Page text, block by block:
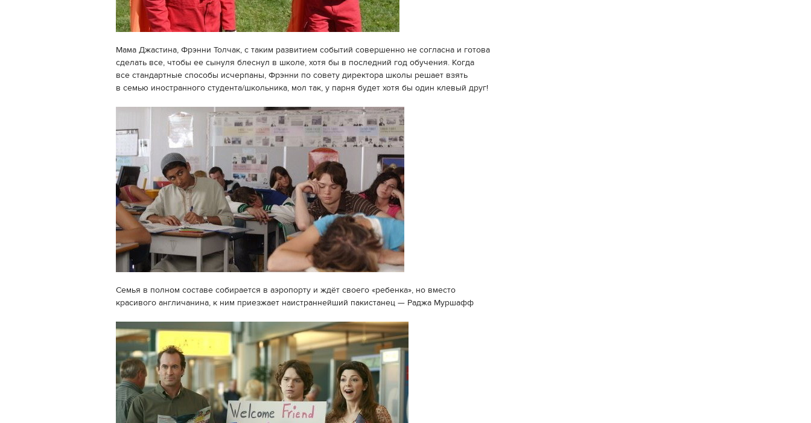
Мама Джастина, Фрэнни Толчак, с таким развитием событий совершенно не согласна и готова
сделать все, чтобы ее сынуля блеснул в школе, хотя бы в последний год обучения. Когда
все стандартные способы исчерпаны, Фрэнни по совету директора школы решает взять
в семью иностранного студента/школьника, мол так, у парня будет хотя бы один клевый друг!
Семья в полном составе собирается в аэропорту и ждёт своего «ребенка», но вместо
красивого англичанина, к ним приезжает наистраннейший пакистанец — Раджа Муршафф